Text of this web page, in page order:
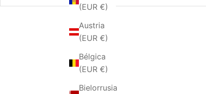
(EUR €)
Austria
(EUR €)
Bélgica
(EUR €)
Bielorrusia